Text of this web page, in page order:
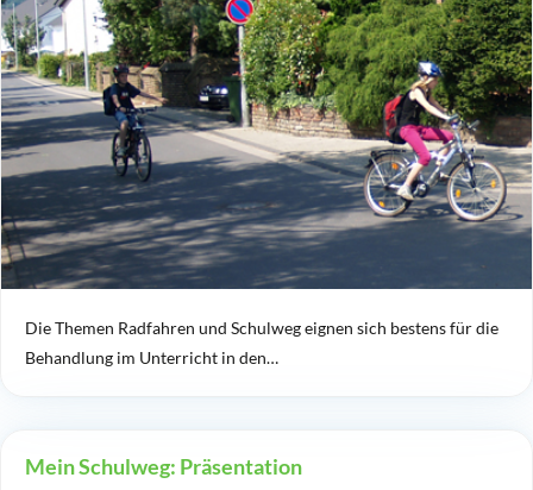
Die Themen Radfahren und Schulweg eignen sich bestens für die
Behandlung im Unterricht in den…
Mein Schulweg: Präsentation